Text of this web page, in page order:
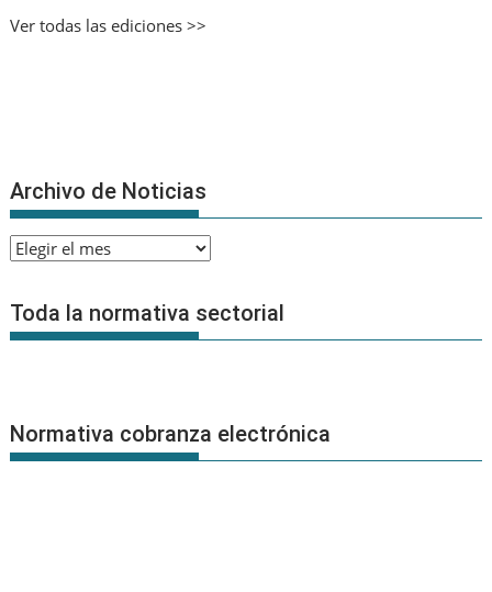
Ver todas las ediciones >>
Archivo de Noticias
Archivo
Noticias
Toda la normativa sectorial
Normativa cobranza electrónica